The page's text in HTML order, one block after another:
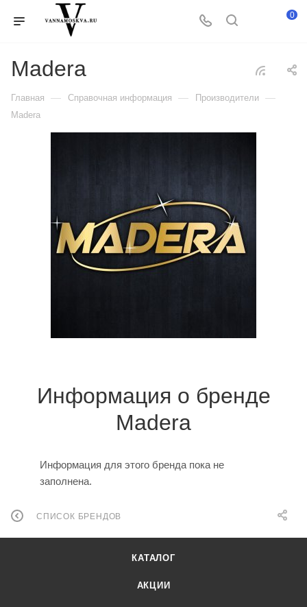
0
Madera
Главная — Справочная информация — Производители —
Madera
Информация о бренде
Madera
Информация для этого бренда пока не
заполнена.
СПИСОК БРЕНДОВ
КАТАЛОГ
АКЦИИ